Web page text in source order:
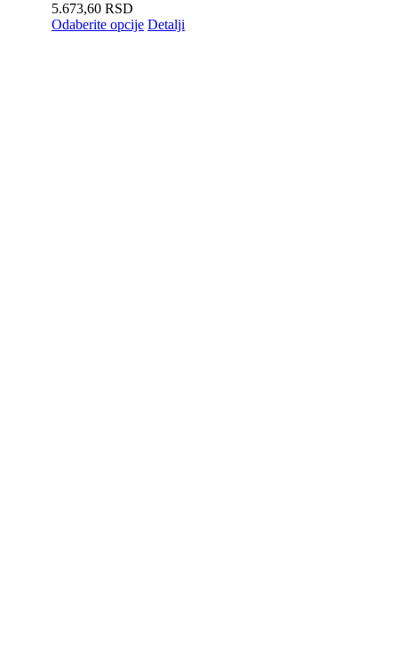
5.673,60 RSD
Odaberite opcije Detalji